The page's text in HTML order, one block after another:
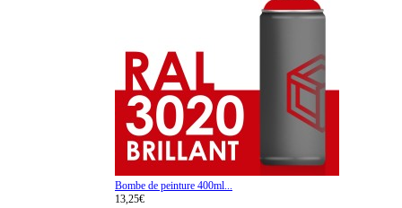
Bombe de peinture 400ml...
13,25€